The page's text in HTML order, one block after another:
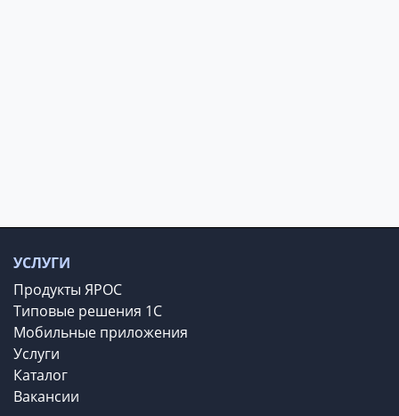
УСЛУГИ
Продукты ЯРОС
Типовые решения 1С
Мобильные приложения
Услуги
Каталог
Вакансии